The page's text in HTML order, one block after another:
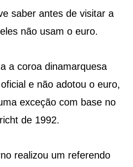
saber antes de visitar a
não usam o euro.
a coroa dinamarquesa
e não adotou o euro,
exceção com base no
de 1992.
realizou um referendo